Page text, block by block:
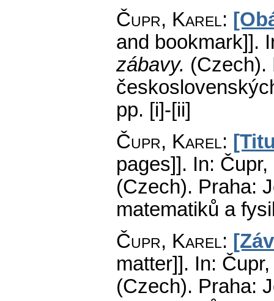
Čupr, Karel:
and bookmark]].
zábavy. (Czech).
pp. [i]-[ii]
Čupr, Karel:
pages]]. In:
(Czech). Praha:
matematiků a
Čupr, Karel:
matter]]. In:
(Czech). Praha: